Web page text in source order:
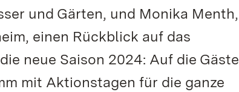
und Gärten, und Monika Menth,
einen Rückblick auf das
neue Saison 2024: Auf die Gäste
mit Aktionstagen für die ganze